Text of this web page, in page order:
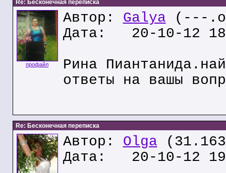
Re: Бесконечная переписка
профайл
Автор: Galya (---
Дата: 20-10-12
Рина
ответы на вашы
Re: Бесконечная переписка
Автор: Olga
Дата: 20-10-12